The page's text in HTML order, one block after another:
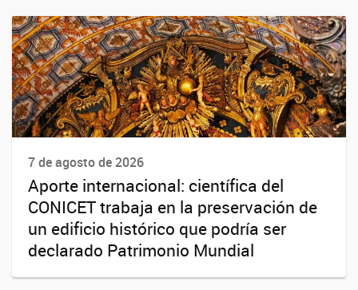
7 de agosto de 2026
Aporte internacional: científica del
CONICET trabaja en la preservación de
un edificio histórico que podría ser
declarado Patrimonio Mundial